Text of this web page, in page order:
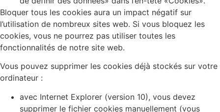
Bloquer tous les cookies aura un impact négatif sur
l’utilisation de nombreux sites web. Si vous bloquez les
cookies, vous ne pourrez pas utiliser toutes les
fonctionnalités de notre site web.
Vous pouvez supprimer les cookies déjà stockés sur votre
ordinateur :
avec Internet Explorer (version 10), vous devez
supprimer le fichier cookies manuellement (vous